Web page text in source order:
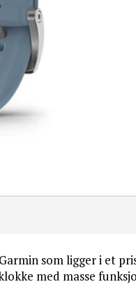
som ligger i et
med masse